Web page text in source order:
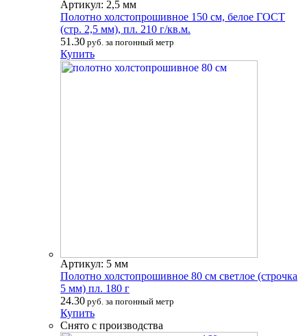
Артикул: 2,5 мм
Полотно холстопрошивное 150 см, белое ГОСТ
(стр. 2,5 мм), пл. 210 г/кв.м.
51.30 руб. за погонный метр
Купить
Артикул: 5 мм
Полотно холстопрошивное 80 см светлое (строчка
5 мм) пл. 180 г
24.30 руб. за погонный метр
Купить
Снято с производства